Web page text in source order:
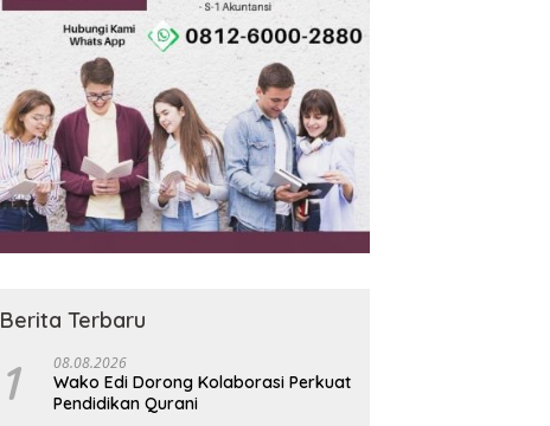
Berita Terbaru
1 08.08.2026
Wako Edi Dorong Kolaborasi Perkuat
Pendidikan Qurani